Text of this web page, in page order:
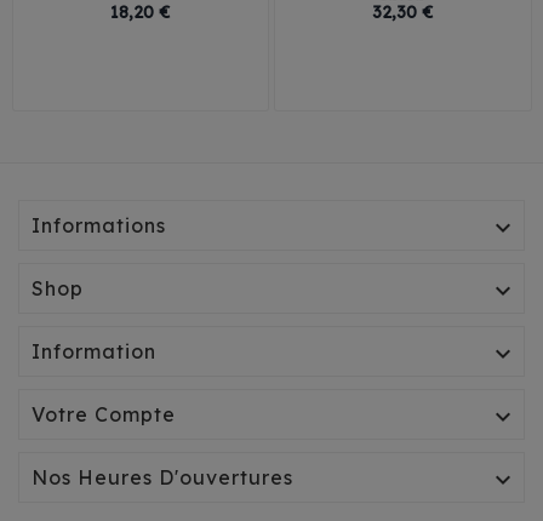
18,20 €Prix 32,30 €Prix
Informations 
Shop 
Information 
Votre Compte 
Nos Heures D'ouvertures 